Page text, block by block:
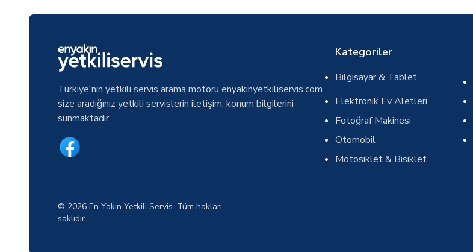
Türkiye'nin yetkili servis arama motoru enyakinyetkiliservis.com
size aradığınız yetkili servislerin iletişim, konum bilgilerini
sunmaktadır.
Kategoriler
Bilgisayar & Tablet
Elektronik Ev Aletleri
Fotoğraf Makinesi
Otomobil
Motosiklet & Bisiklet
© 2026 En Yakın Yetkili Servis. Tüm hakları
saklıdır.